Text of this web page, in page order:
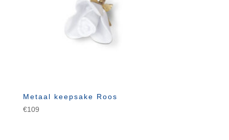
Metaal keepsake Roos
€109